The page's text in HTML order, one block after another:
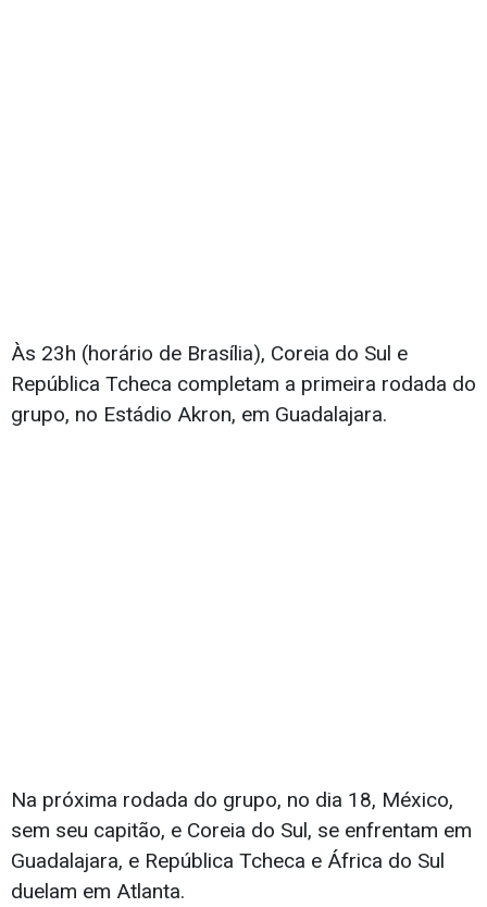
Às 23h (horário de Brasília), Coreia do Sul e
República Tcheca completam a primeira rodada do
grupo, no Estádio Akron, em Guadalajara.
Na próxima rodada do grupo, no dia 18, México,
sem seu capitão, e Coreia do Sul, se enfrentam em
Guadalajara, e República Tcheca e África do Sul
duelam em Atlanta.